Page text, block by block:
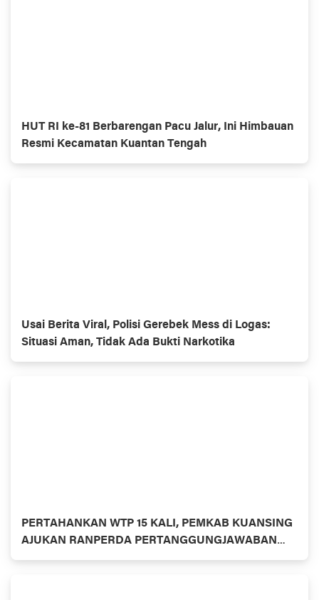
HUT RI ke-81 Berbarengan Pacu Jalur, Ini Himbauan
Resmi Kecamatan Kuantan Tengah
Usai Berita Viral, Polisi Gerebek Mess di Logas:
Situasi Aman, Tidak Ada Bukti Narkotika
PERTAHANKAN WTP 15 KALI, PEMKAB KUANSING
AJUKAN RANPERDA PERTANGGUNGJAWABAN
APBD 2025